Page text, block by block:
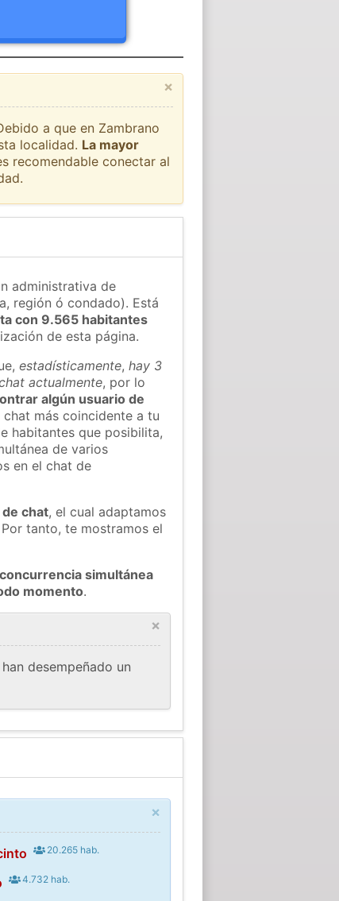
×
a que en Zambrano
localidad. La mayor
recomendable conectar al
administrativa de
región ó condado). Está
con 9.565 habitantes
de esta página.
estadísticamente,hay 3
actualmente, por lo
algún usuario de
más coincidente a tu
habitantes que posibilita,
de varios
en el chat de
chat, el cual adaptamos
tanto, te mostramos el
simultánea
momento.
×
desempeñado un
×
20.265 hab.
4.732 hab.